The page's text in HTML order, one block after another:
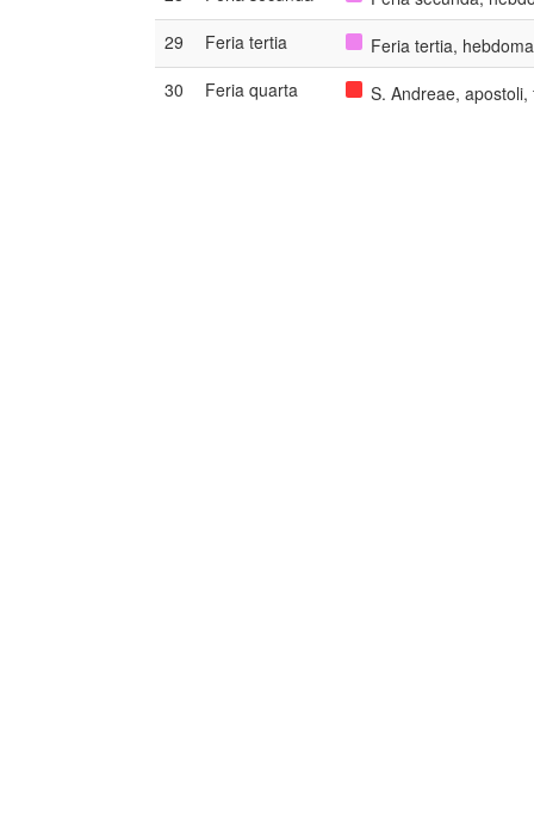
29
Feria tertia
Feria tertia,
30
Feria quarta S. Andreae, apostoli,